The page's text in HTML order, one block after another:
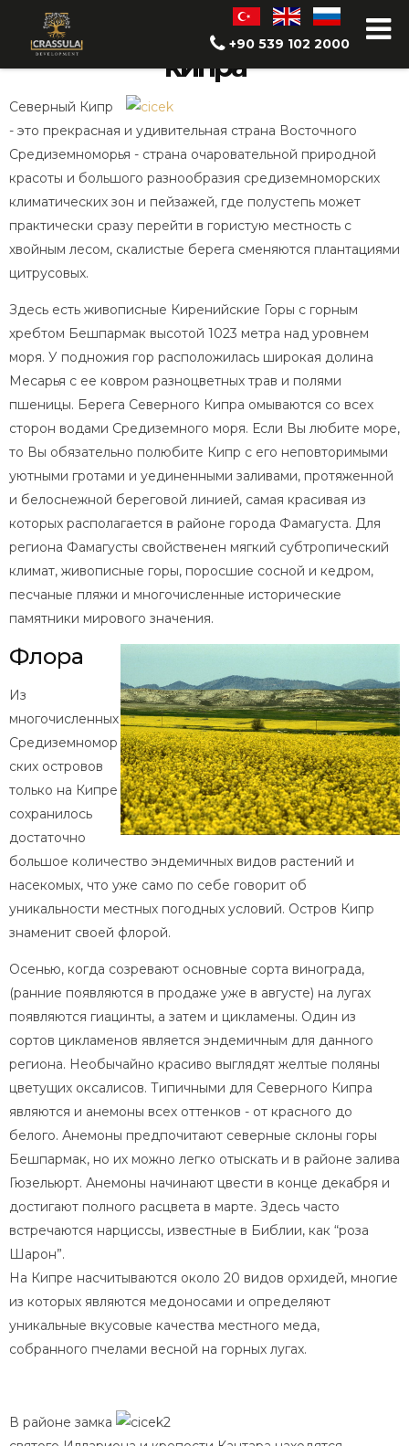
+90 539 102 2000
Природа Северного
кипра
Северный Кипр
- это прекрасная и удивительная страна Восточного
Средиземноморья - страна очаровательной природной
красоты и большого разнообразия средиземноморских
климатических зон и пейзажей, где полустепь может
практически сразу перейти в гористую местность с
хвойным лесом, скалистые берега сменяются плантациями
цитрусовых.
Здесь есть живописные Киренийские Горы с горным
хребтом Бешпармак высотой 1023 метра над уровнем
моря. У подножия гор расположилась широкая долина
Месарья с ее ковром разноцветных трав и полями
пшеницы. Берега Северного Кипра омываются со всех
сторон водами Средиземного моря. Если Вы любите море,
то Вы обязательно полюбите Кипр с его неповторимыми
уютными гротами и уединенными заливами, протяженной
и белоснежной береговой линией, самая красивая из
которых располагается в районе города Фамагуста. Для
региона Фамагусты свойственен мягкий субтропический
климат, живописные горы, поросшие сосной и кедром,
песчаные пляжи и многочисленные исторические
памятники мирового значения.
Флора
Из
многочисленных
Средиземномор
ских островов
только на Кипре
сохранилось
достаточно
большое количество эндемичных видов растений и
насекомых, что уже само по себе говорит об
уникальности местных погодных условий. Остров Кипр
знаменит своей флорой.
Осенью, когда созревают основные сорта винограда,
(ранние появляются в продаже уже в августе) на лугах
появляются гиацинты, а затем и цикламены. Один из
сортов цикламенов является эндемичным для данного
региона. Необычайно красиво выглядят желтые поляны
цветущих оксалисов. Типичными для Северного Кипра
являются и анемоны всех оттенков - от красного до
белого. Анемоны предпочитают северные склоны горы
Бешпармак, но их можно легко отыскать и в районе залива
Гюзельюрт. Анемоны начинают цвести в конце декабря и
достигают полного расцвета в марте. Здесь часто
встречаются нарциссы, известные в Библии, как “роза
Шарон”.
На Кипре насчитываются около 20 видов орхидей, многие
из которых являются медоносами и определяют
уникальные вкусовые качества местного меда,
собранного пчелами весной на горных лугах.
В районе замка